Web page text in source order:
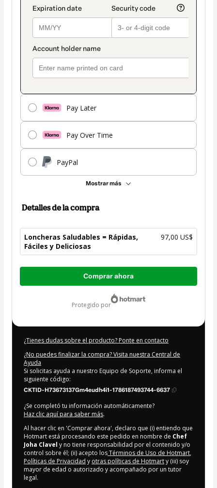
Pay Later
Pay Over Time
PayPal
Mostrar más
Detalles de la compra
Loncheras Saludables = Rápidas,
Fáciles y Deliciosas
97,00 US$
Total
Comprar ahora
protegido por
¿Tienes dudas sobre el producto? Ponte en contacto
¿No puedes finalizar la compra? Visita nuestra Central de
Ayuda
Si solicitas ayuda a nuestro Equipo de Soporte, informa el
siguiente código:
CKTID-H73673137Gm4eudh4i1-1786187493744-6637
¿Se completó tu información automáticamente?
Haz clic aquí para saber más.
Al hacer clic en 'Comprar ahora', declaro que (i) entiendo que
Hotmart está procesando este pedido en nombre de Chef
Joha Clavel y no tiene responsabilidad por el contenido y/o
control sobre él; (ii) acepto losTérminos de Uso de Hotmart,
Políticas de Privacidad y otras políticas de Hotmarty (iii) soy
mayor de edad o autorizado y acompañado por un tutor
legal.